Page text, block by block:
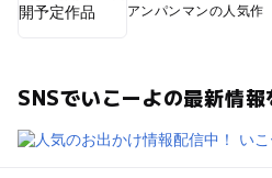
アンパンマンの人気作
SNSでいこーよの最新情報